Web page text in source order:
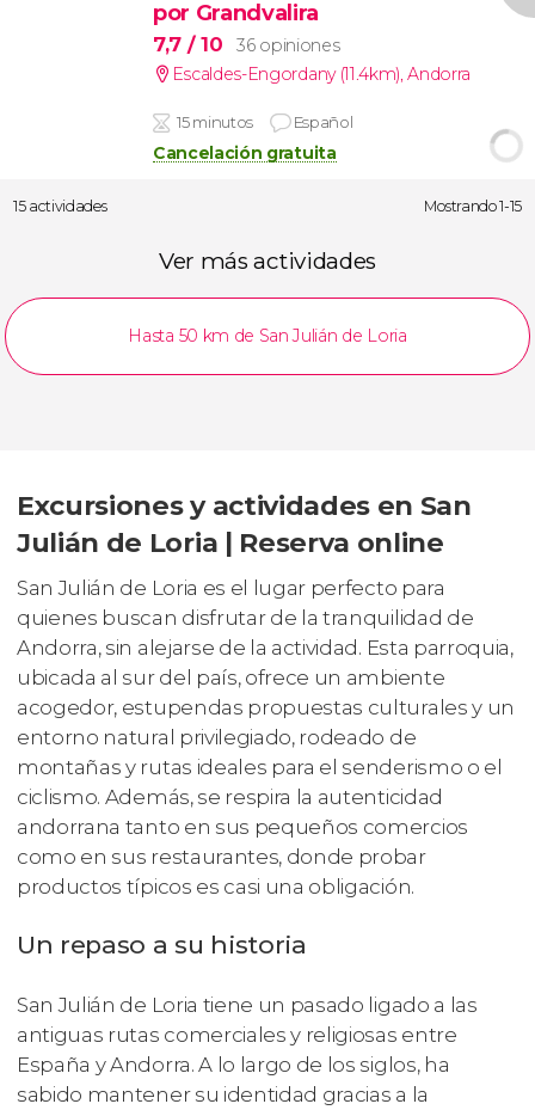
por Grandvalira
7,7 / 10
36 opiniones
Escaldes-Engordany (11.4km),Andorra
15 minutos Español
Cancelación gratuita
15 actividades Mostrando 1-15
Ver más actividades
Hasta 50 km de San Julián de Loria
Excursiones y actividades en San
Julián de Loria | Reserva online
San Julián de Loria es el lugar perfecto para
quienes buscan disfrutar de la tranquilidad de
Andorra, sin alejarse de la actividad. Esta parroquia,
ubicada al sur del país, ofrece un ambiente
acogedor, estupendas propuestas culturales y un
entorno natural privilegiado, rodeado de
montañas y rutas ideales para el senderismo o el
ciclismo. Además, se respira la autenticidad
andorrana tanto en sus pequeños comercios
como en sus restaurantes, donde probar
productos típicos es casi una obligación.
Un repaso a su historia
San Julián de Loria tiene un pasado ligado a las
antiguas rutas comerciales y religiosas entre
España y Andorra. A lo largo de los siglos, ha
sabido mantener su identidad gracias a la